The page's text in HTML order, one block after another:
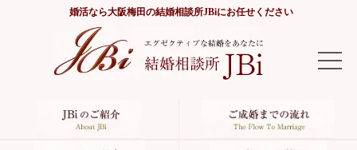
婚活なら大阪梅田の結婚相談所JBiにお任せください
TOP